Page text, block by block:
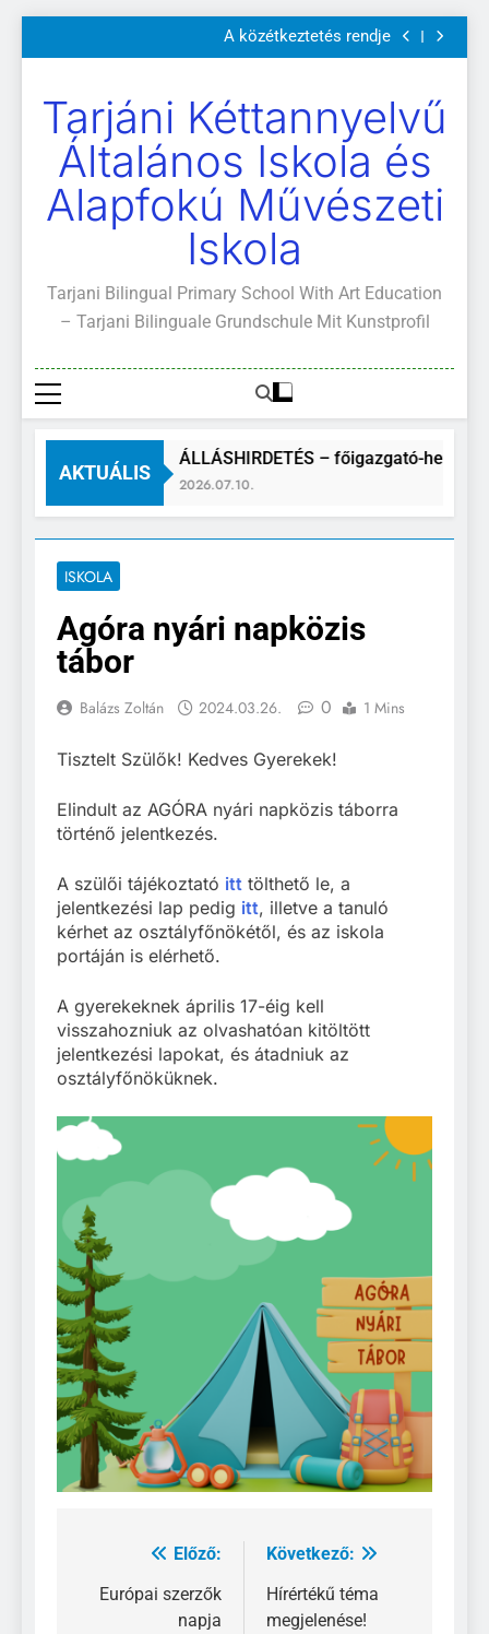
a
Szülői értekezletek 2026. május 04-14.
A közétkeztetés rendje
Kötelező és ajánlott olvasmányok
Szülői értekezletek 2026. május 04-14.
A közétkeztetés rendje
Kötelező és ajánlott olvasmányok
A Mi Világunk!
Tarjáni Kéttannyelvű
Általános Iskola és
Alapfokú Művészeti
Iskola
Tarjani Bilingual Primary School With Art Education
– Tarjani Bilinguale Grundschule Mit Kunstprofil
AKTUÁLIS
ÁLLÁSHIRDETÉS – főigazgató-helyettes
2026.07.10.
ISKOLA
Agóra nyári napközis
tábor
Balázs Zoltán 2024.03.26. 0 1 Mins
Tisztelt Szülők! Kedves Gyerekek!
Elindult az AGÓRA nyári napközis táborra
történő jelentkezés.
A szülői tájékoztató itt tölthető le, a
jelentkezési lap pedig itt, illetve a tanuló
kérhet az osztályfőnökétől, és az iskola
portáján is elérhető.
A gyerekeknek április 17-éig kell
visszahozniuk az olvashatóan kitöltött
jelentkezési lapokat, és átadniuk az
osztályfőnöküknek.
Bejegyzés
navigáció
Előző:
Európai szerzők
napja
Következő:
Hírértékű téma
megjelenése!